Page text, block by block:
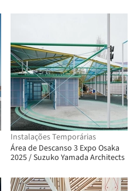
Studio)
Instalações Temporárias
Área de Descanso 3 Expo Osaka
2025 / Suzuko Yamada Architects